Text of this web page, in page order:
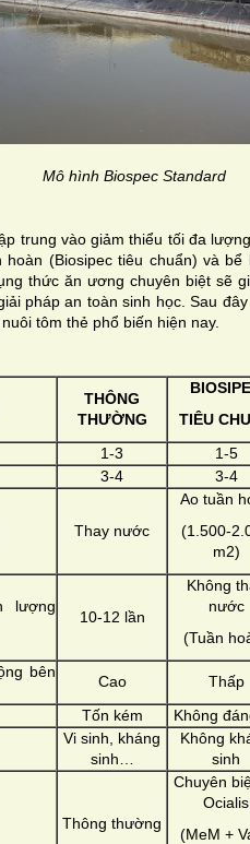
Mô hình Biospec Standard
trung vào giảm thiểu tối đa
(Biosipec tiêu chuẩn) và bể
thức ăn ương chuyên biệt sẽ
pháp an toàn sinh học. Sau
tôm thẻ phổ biến hiện nay.
THÔNG
THƯỜNG
TIÊU
1-3 1-5
3-4 3-4
Thay nước
Ao tuần
(1.500-
m2)
lượng
10-12 lần
Không
nước
(Tuần
bên
Cao Thấp
Tốn kém Không
Vi sinh, kháng
sinh…
Không
sinh
Thông thường
Chuyên
Ocialis
(MeM +